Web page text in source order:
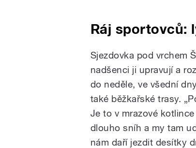
Ráj sportovců:
Sjezdovka pod vrchem
nadšenci ji upravují a
do neděle, ve všední
také běžkařské trasy.
Je to v mrazové
dlouho sníh a my tam
nám daří jezdit desítky